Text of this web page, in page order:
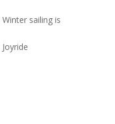
sailing is